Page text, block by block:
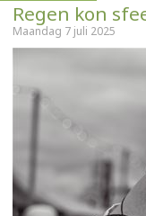
Regen kon
Maandag 7 juli 2025